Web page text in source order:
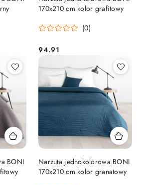
170x210 cm kolor grafitowy
(0)
Cena:
94.91
BONI
Narzuta jednokolorowa BONI
170x210 cm kolor granatowy